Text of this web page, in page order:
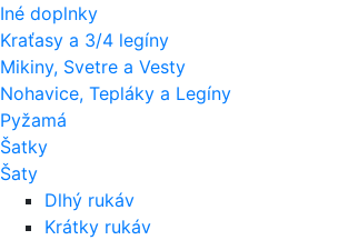
Iné doplnky
Kraťasy a 3/4 legíny
Mikiny, Svetre a Vesty
Nohavice, Tepláky a Legíny
Pyžamá
Šatky
Šaty
Dlhý rukáv
Krátky rukáv